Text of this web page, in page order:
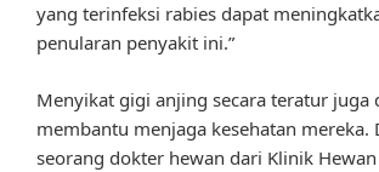
yang terinfeksi rabies dapat
penularan penyakit ini.”
Menyikat gigi anjing secara teratur juga
membantu menjaga kesehatan mereka.
seorang dokter hewan dari Klinik